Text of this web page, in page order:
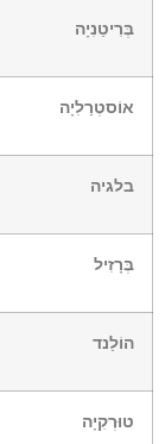
בְּרִיטַנִיָה
אוֹסטְרַלִיָה
בלגיה
בְּרָזִיל
הוֹלַנד
טוּרְקִיָה